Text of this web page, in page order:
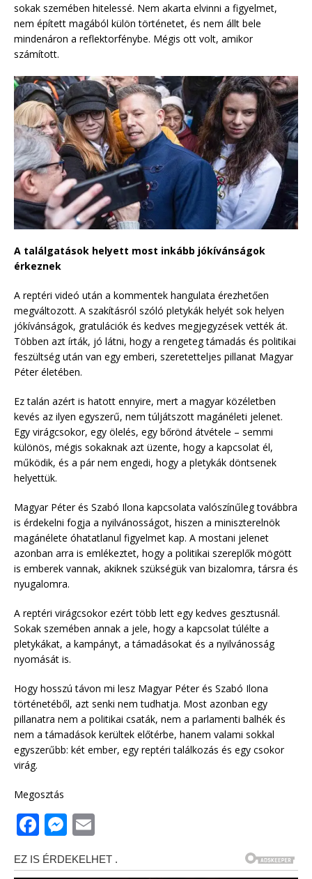
sokak szemében hitelessé. Nem akarta elvinni a figyelmet,
nem épített magából külön történetet, és nem állt bele
mindenáron a reflektorfénybe. Mégis ott volt, amikor
számított.
A találgatások helyett most inkább jókívánságok
érkeznek
A reptéri videó után a kommentek hangulata érezhetően
megváltozott. A szakításról szóló pletykák helyét sok helyen
jókívánságok, gratulációk és kedves megjegyzések vették át.
Többen azt írták, jó látni, hogy a rengeteg támadás és politikai
feszültség után van egy emberi, szeretetteljes pillanat Magyar
Péter életében.
Ez talán azért is hatott ennyire, mert a magyar közéletben
kevés az ilyen egyszerű, nem túljátszott magánéleti jelenet.
Egy virágcsokor, egy ölelés, egy bőrönd átvétele – semmi
különös, mégis sokaknak azt üzente, hogy a kapcsolat él,
működik, és a pár nem engedi, hogy a pletykák döntsenek
helyettük.
Magyar Péter és Szabó Ilona kapcsolata valószínűleg továbbra
is érdekelni fogja a nyilvánosságot, hiszen a miniszterelnök
magánélete óhatatlanul figyelmet kap. A mostani jelenet
azonban arra is emlékeztet, hogy a politikai szereplők mögött
is emberek vannak, akiknek szükségük van bizalomra, társra és
nyugalomra.
A reptéri virágcsokor ezért több lett egy kedves gesztusnál.
Sokak szemében annak a jele, hogy a kapcsolat túlélte a
pletykákat, a kampányt, a támadásokat és a nyilvánosság
nyomását is.
Hogy hosszú távon mi lesz Magyar Péter és Szabó Ilona
történetéből, azt senki nem tudhatja. Most azonban egy
pillanatra nem a politikai csaták, nem a parlamenti balhék és
nem a támadások kerültek előtérbe, hanem valami sokkal
egyszerűbb: két ember, egy reptéri találkozás és egy csokor
virág.
Megosztás
F
a
c
M
ssai